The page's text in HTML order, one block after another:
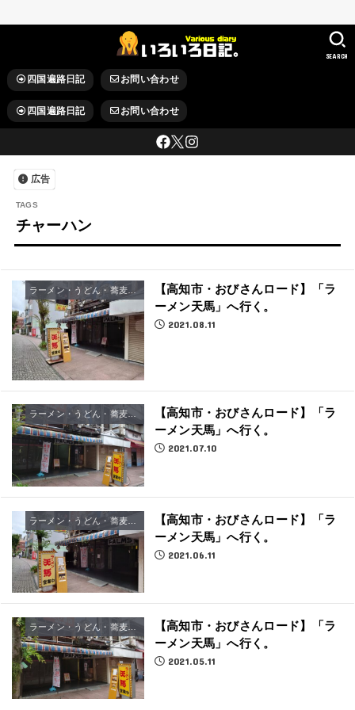
四国遍路日記 お問い合わせ
四国遍路日記 お問い合わせ
SEARCH
広告
チャーハン
【高知市・おびさんロード】「ラ
ーメン天馬」へ行く。
2021.08.11
ラーメン・うどん・蕎麦屋さん
【高知市・おびさんロード】「ラ
ーメン天馬」へ行く。
2021.07.10
【高知市・おびさんロード】「ラ
ーメン天馬」へ行く。
2021.06.11
【高知市・おびさんロード】「ラ
ーメン天馬」へ行く。
2021.05.11